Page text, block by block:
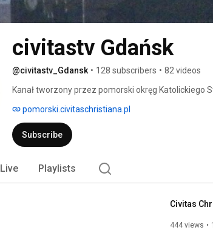
civitastv Gdańsk
@civitastv_Gdansk • 128 subscribers • 82 videos
Kanał tworzony przez pomorski okręg Katolickiego
pomorski.civitaschristiana.pl
Subscribe
Live Playlists
Civitas
444 views